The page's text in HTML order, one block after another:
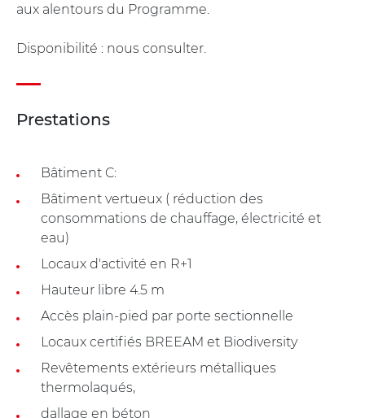
aux alentours du Programme.
Disponibilité : nous consulter.
Prestations
Bâtiment C:
Bâtiment vertueux ( réduction des
consommations de chauffage, électricité et
eau)
Locaux d'activité en R+1
Hauteur libre 4.5 m
Accès plain-pied par porte sectionnelle
Locaux certifiés BREEAM et Biodiversity
Revêtements extérieurs métalliques
thermolaqués,
dallage en béton